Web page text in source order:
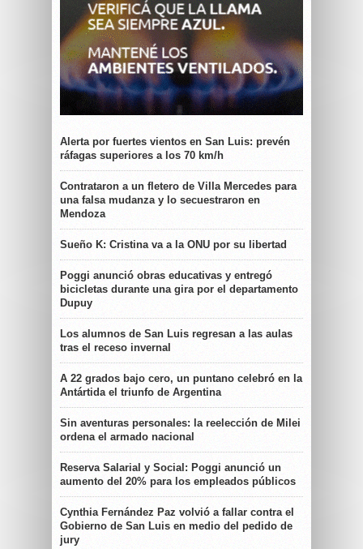
Alerta por fuertes vientos en San Luis: prevén
ráfagas superiores a los 70 km/h
Contrataron a un fletero de Villa Mercedes para
una falsa mudanza y lo secuestraron en
Mendoza
Sueño K: Cristina va a la ONU por su libertad
Poggi anunció obras educativas y entregó
bicicletas durante una gira por el departamento
Dupuy
Los alumnos de San Luis regresan a las aulas
tras el receso invernal
A 22 grados bajo cero, un puntano celebró en la
Antártida el triunfo de Argentina
Sin aventuras personales: la reelección de Milei
ordena el armado nacional
Reserva Salarial y Social: Poggi anunció un
aumento del 20% para los empleados públicos
Cynthia Fernández Paz volvió a fallar contra el
Gobierno de San Luis en medio del pedido de
jury